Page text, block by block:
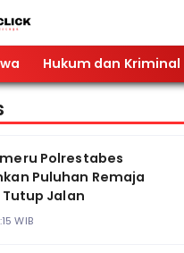
Hukum dan Kriminal
Polrestabes
Puluhan Remaja
Tutup Jalan
WIB